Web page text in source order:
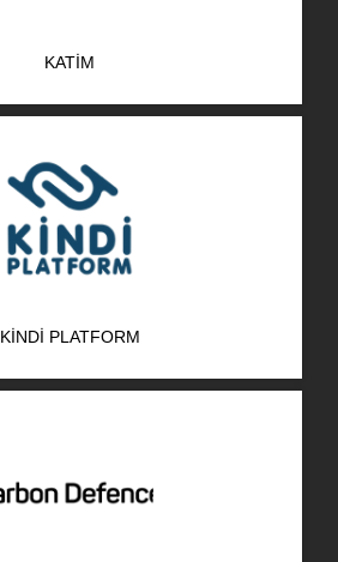
KATİM
KINDI PLATFORM